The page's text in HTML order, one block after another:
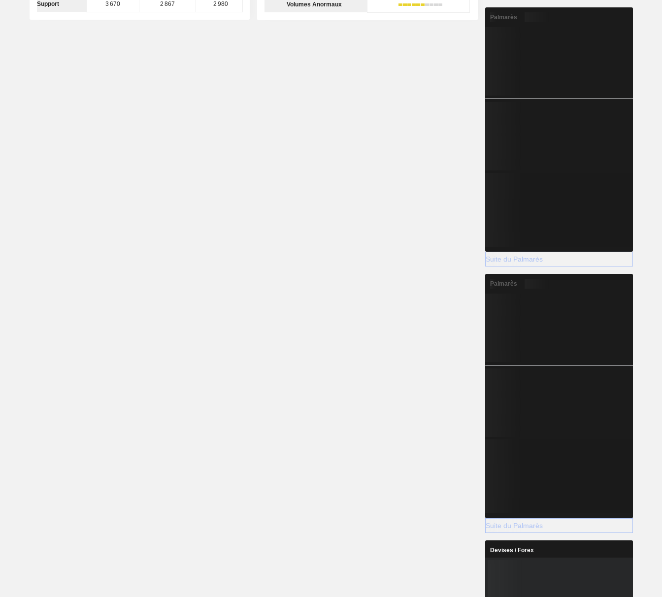
Support 3 670 2 867 2 980 Volumes Anormaux
Palmarès
Suite du Palmarès
Palmarès
Suite du Palmarès
Devises / Forex